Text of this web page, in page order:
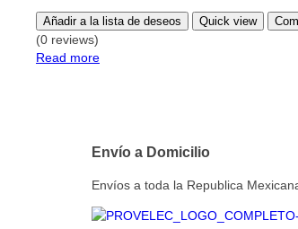
Añadir a la lista de deseos Quick view
(0 reviews)
Read more
Envío a Domicilio
Envíos a toda la Republica